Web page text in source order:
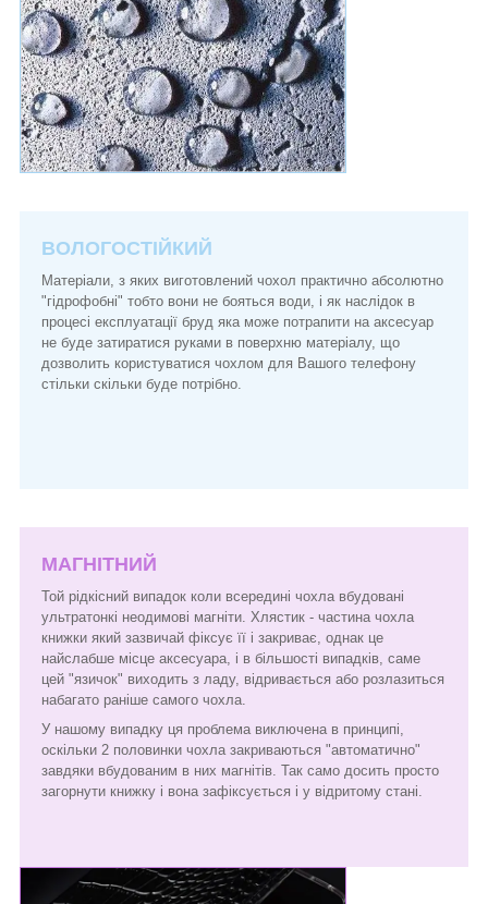
ВОЛОГОСТІЙКИЙ
Матеріали, з яких виготовлений чохол практично абсолютно
"гідрофобні" тобто вони не бояться води, і як наслідок в
процесі експлуатації бруд яка може потрапити на аксесуар
не буде затиратися руками в поверхню матеріалу, що
дозволить користуватися чохлом для Вашого телефону
стільки скільки буде потрібно.
МАГНІТНИЙ
Той рідкісний випадок коли всередині чохла вбудовані
ультратонкі неодимові магніти. Хлястик - частина чохла
книжки який зазвичай фіксує її і закриває, однак це
найслабше місце аксесуара, і в більшості випадків, саме
цей "язичок" виходить з ладу, відривається або розлазиться
набагато раніше самого чохла.
У нашому випадку ця проблема виключена в принципі,
оскільки 2 половинки чохла закриваються "автоматично"
завдяки вбудованим в них магнітів. Так само досить просто
загорнути книжку і вона зафіксується і у відритому стані.